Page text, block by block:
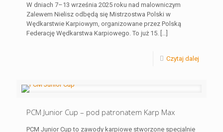
W dniach 7–13 września 2025 roku nad malowniczym
Zalewem Nielisz odbędą się Mistrzostwa Polski w
Wędkarstwie Karpiowym, organizowane przez Polską
Federację Wędkarstwa Karpiowego. To już 15. […]
Czytaj dalej
PCM Junior Cup – pod patronatem Karp Max
PCM Junior Cup to zawody karpiowe stworzone specjalnie